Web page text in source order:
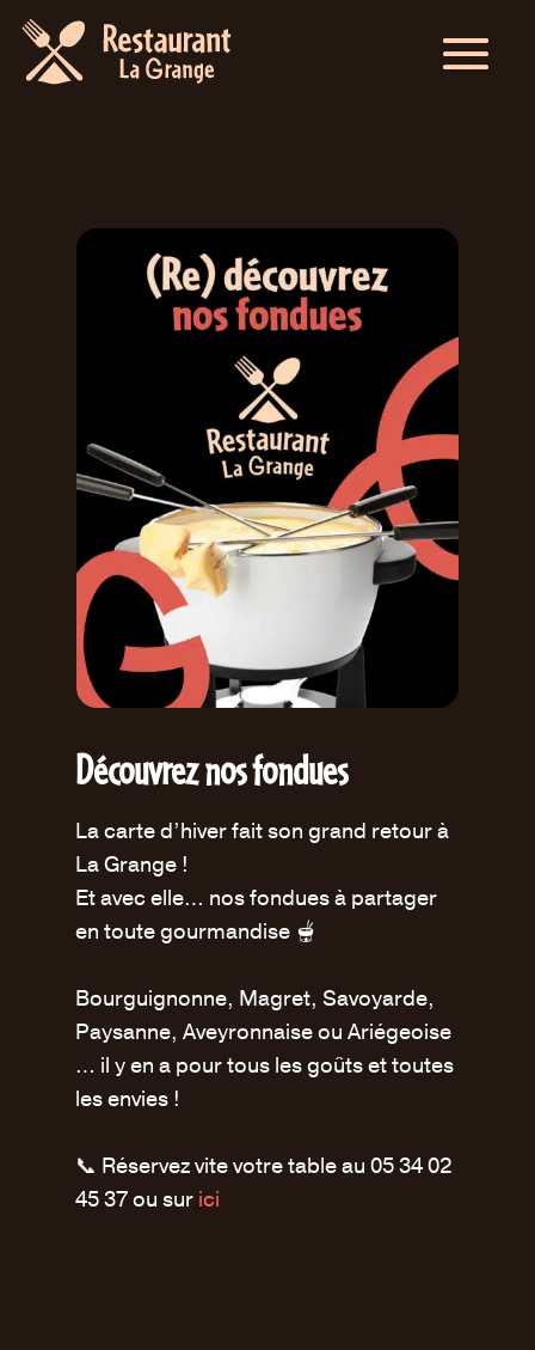
Découvrez nos fondues
La carte d’hiver fait son grand retour à
La Grange !
Et avec elle… nos fondues à partager
en toute gourmandise 🫕
Bourguignonne, Magret, Savoyarde,
Paysanne, Aveyronnaise ou Ariégeoise
… il y en a pour tous les goûts et toutes
les envies !
📞 Réservez vite votre table au 05 34 02
45 37ou sur ici